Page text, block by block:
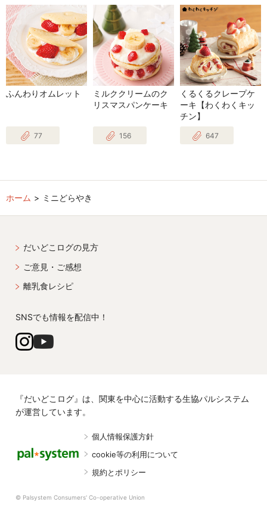
ふんわりオムレット
77
ミルククリームのク
リスマスパンケーキ
156
くるくるクレープケ
ーキ【わくわくキッ
チン】
647
ホーム ミニどらやき
だいどこログの見方
ご意見・ご感想
離乳食レシピ
SNSでも情報を配信中！
『だいどこログ』は、関東を中心に活動する生協パルシステム
が運営しています。
個人情報保護方針
cookie等の利用について
規約とポリシー
© Palsystem Consumers' Co-operative Union